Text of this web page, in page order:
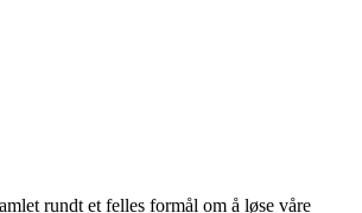
rundt et felles formål om å løse våre